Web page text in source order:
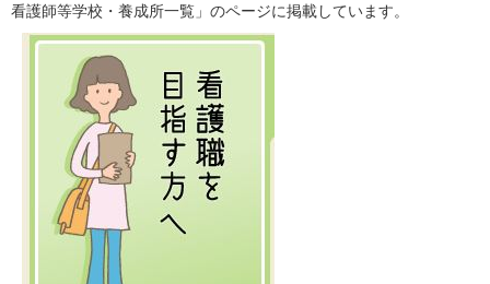
看護師等学校・養成所一覧」のページに掲載しています。